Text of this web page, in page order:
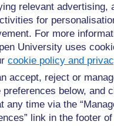
relevant advertising,
for
For more
University uses
cookie policy and
accept, reject or
preferences below, and
any time via the
link in the footer
ce barème au
diviser votre classe en
des scores
4 3
Passe
Presque,